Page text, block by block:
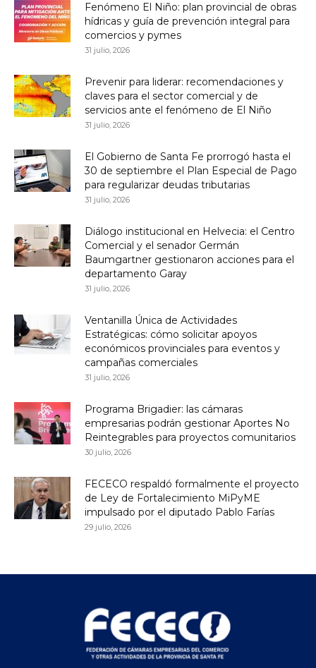
Fenómeno El Niño: plan provincial de obras
hídricas y guía de prevención integral para
comercios y pymes
31 julio, 2026
Prevenir para liderar: recomendaciones y
claves para el sector comercial y de
servicios ante el fenómeno de El Niño
31 julio, 2026
El Gobierno de Santa Fe prorrogó hasta el
30 de septiembre el Plan Especial de Pago
para regularizar deudas tributarias
31 julio, 2026
Diálogo institucional en Helvecia: el Centro
Comercial y el senador Germán
Baumgartner gestionaron acciones para el
departamento Garay
31 julio, 2026
Ventanilla Única de Actividades
Estratégicas: cómo solicitar apoyos
económicos provinciales para eventos y
campañas comerciales
31 julio, 2026
Programa Brigadier: las cámaras
empresarias podrán gestionar Aportes No
Reintegrables para proyectos comunitarios
30 julio, 2026
FECECO respaldó formalmente el proyecto
de Ley de Fortalecimiento MiPyME
impulsado por el diputado Pablo Farías
29 julio, 2026